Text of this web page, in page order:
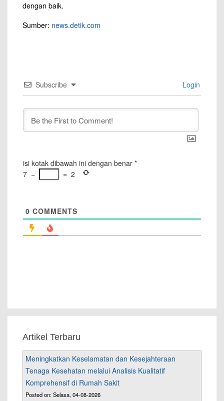
dengan baik.
Sumber: news.detik.com
Subscribe Login
isi kotak dibawah ini dengan benar *
7 − = 2
0 COMMENTS
Artikel Terbaru
Meningkatkan Keselamatan dan Kesejahteraan
Tenaga Kesehatan melalui Analisis Kualitatif
Komprehensif di Rumah Sakit
Posted on: Selasa, 04-08-2026